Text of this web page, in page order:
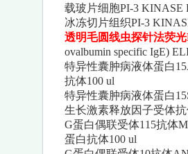
载玻片细胞PI-3
冰冻切片组织PI-3
透明毛圆线虫探针法荧
ovalbumin specific IgE)
特异性囊肿病液体蛋白
抗体100 ul
特异性囊肿病液体蛋白
生长激素释放因子受体抗
G蛋白偶联受体115抗体
蛋白抗体100 ul